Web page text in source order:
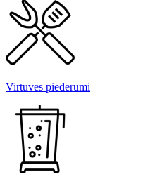
Virtuves piederumi